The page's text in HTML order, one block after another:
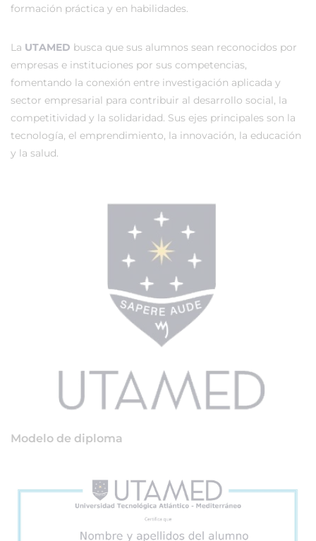
formación práctica y en habilidades.
La UTAMED busca que sus alumnos sean reconocidos por
empresas e instituciones por sus competencias,
fomentando la conexión entre investigación aplicada y
sector empresarial para contribuir al desarrollo social, la
competitividad y la solidaridad. Sus ejes principales son la
tecnología, el emprendimiento, la innovación, la educación
y la salud.
Modelo de diploma